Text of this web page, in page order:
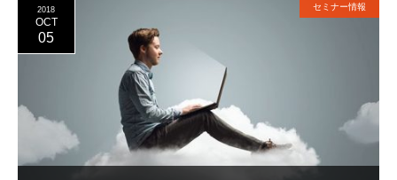
2018
OCT
05
セミナー情報